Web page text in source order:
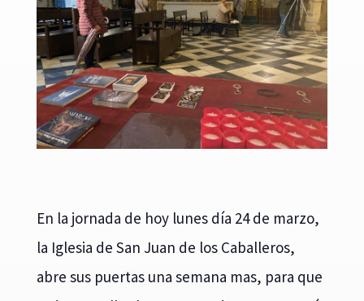
En la jornada de hoy lunes día 24 de marzo,
la Iglesia de San Juan de los Caballeros,
abre sus puertas una semana mas, para que